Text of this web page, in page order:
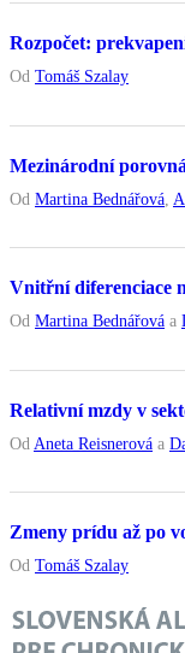
Rozpočet:
Od Tomáš Szalay
Mezinárodní
Od Martina Bednářová
Vnitřní diferenciace
Od Martina Bednářová a
Relativní mzdy v
Od Aneta Reisnerová a
Zmeny prídu až po
Od Tomáš Szalay